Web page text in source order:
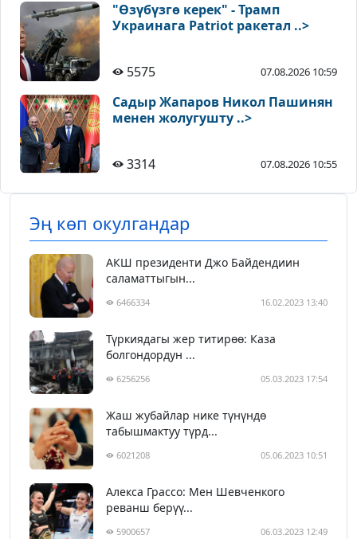
"Өзүбүзгө керек" - Трамп
Украинага Patriot ракетал ..>
5575 07.08.2026 10:59
Садыр Жапаров Никол Пашинян
менен жолугушту ..>
3314 07.08.2026 10:55
Эң көп окулгандар
АКШ президенти Джо Байдендиин
саламаттыгын...
6466334 16.02.2023 13:40
Түркиядагы жер титирөө: Каза
болгондордун ...
6256256 05.03.2023 17:54
Жаш жубайлар нике түнүндө
табышмактуу түрд...
6021208 05.06.2023 10:51
Алекса Грассо: Мен Шевченкого
реванш берүү...
5900657 06.03.2023 12:49